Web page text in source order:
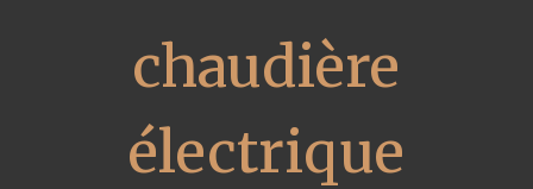
chaudière
électrique